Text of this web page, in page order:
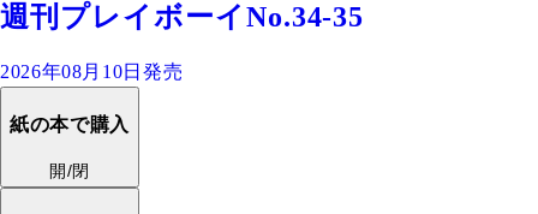
週刊プレイボーイNo.34-35
2026年08月10日発売
紙の本で購入
開/閉